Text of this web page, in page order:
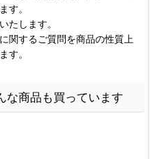
す。
たします。
関するご質問を商品の性質上
す。
な商品も買っています